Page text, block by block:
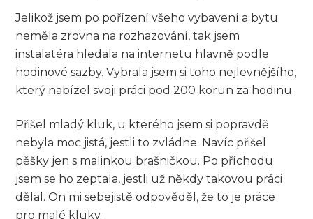
Jelikož jsem po pořízení všeho vybavení a bytu
neměla zrovna na rozhazování, tak jsem
instalatéra hledala na internetu hlavně podle
hodinové sazby. Vybrala jsem si toho nejlevnějšího,
který nabízel svoji práci pod 200 korun za hodinu.
Přišel mladý kluk, u kterého jsem si popravdě
nebyla moc jistá, jestli to zvládne. Navíc přišel
pěšky jen s malinkou brašničkou. Po příchodu
jsem se ho zeptala, jestli už někdy takovou práci
dělal. On mi sebejistě odpověděl, že to je práce
pro malé kluky.